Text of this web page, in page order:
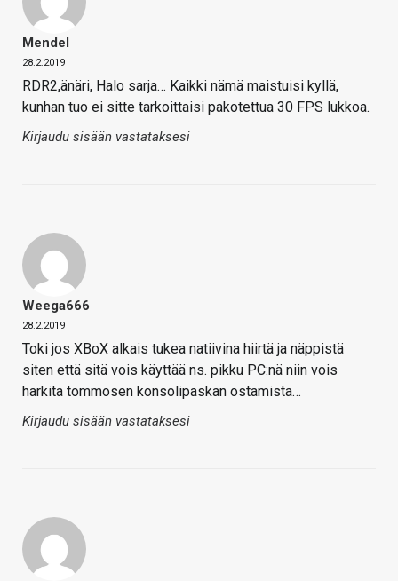
Mendel
28.2.2019
RDR2,änäri, Halo sarja… Kaikki nämä maistuisi kyllä,
kunhan tuo ei sitte tarkoittaisi pakotettua 30 FPS lukkoa.
Kirjaudu sisään vastataksesi
Weega666
28.2.2019
Toki jos XBoX alkais tukea natiivina hiirtä ja näppistä
siten että sitä vois käyttää ns. pikku PC:nä niin vois
harkita tommosen konsolipaskan ostamista…
Kirjaudu sisään vastataksesi